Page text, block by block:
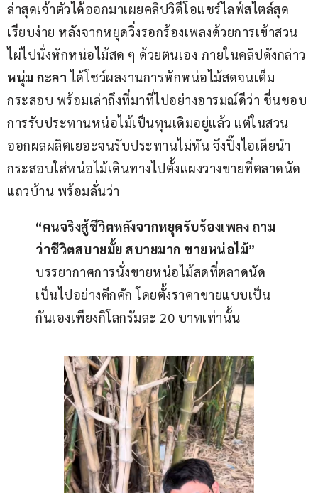
ล่าสุดเจ้าตัวได้ออกมาเผยคลิปวิดีโอแชร์ไลฟ์สไตล์สุด
เรียบง่าย หลังจากหยุดวิ่งรอกร้องเพลงด้วยการเข้าสวน
ไผ่ไปนั่งหักหน่อไม้สด ๆ ด้วยตนเอง ภายในคลิปดังกล่าว
หนุ่ม กะลา ได้โชว์ผลงานการหักหน่อไม้สดจนเต็ม
กระสอบ พร้อมเล่าถึงที่มาที่ไปอย่างอารมณ์ดีว่า ชื่นชอบ
การรับประทานหน่อไม้เป็นทุนเดิมอยู่แล้ว แต่ในสวน
ออกผลผลิตเยอะจนรับประทานไม่ทัน จึงปิ๊งไอเดียนำ
กระสอบใส่หน่อไม้เดินทางไปตั้งแผงวางขายที่ตลาดนัด
แถวบ้าน พร้อมลั่นว่า
“คนจริงสู้ชีวิตหลังจากหยุดรับร้องเพลง ถาม
ว่าชีวิตสบายมั้ย สบายมาก ขายหน่อไม้”
บรรยากาศการนั่งขายหน่อไม้สดที่ตลาดนัด
เป็นไปอย่างคึกคัก โดยตั้งราคาขายแบบเป็น
กันเองเพียงกิโลกรัมละ 20 บาทเท่านั้น